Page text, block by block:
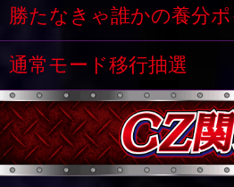
勝たなきゃ誰かの養分ポ
通常モード移行抽選